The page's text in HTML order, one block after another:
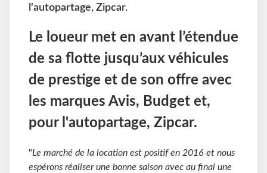
l'autopartage, Zipcar.
Le loueur met en avant l’étendue
de sa flotte jusqu’aux véhicules
de prestige et de son offre avec
les marques Avis, Budget et,
pour l'autopartage, Zipcar.
"Le marché de la location est positif en 2016 et nous
espérons réaliser une bonne saison avec au final une